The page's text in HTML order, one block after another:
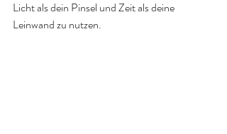
Licht als dein Pinsel und Zeit als deine
Leinwand zu nutzen.